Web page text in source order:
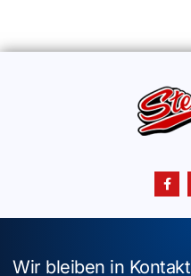
Wir bleiben in Kontakt